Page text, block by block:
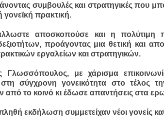
συμβουλές και στρατηγικές που
γονεϊκή πρακτική.
αποσκοπούσε και η πολύτιμη
προάγοντας μια θετική και
εργαλείων και στρατηγικών.
Γλωσσόπουλος, με χάρισμα
σύγχρονη γονεικότητα στο τέλος
από το κοινό κι έδωσε απαντήσεις στα
εκδήλωση συμμετείχαν νέοι γονείς